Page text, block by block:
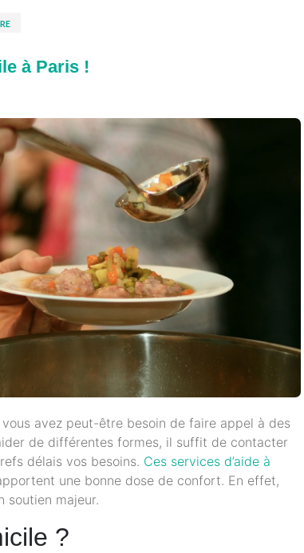
à Paris !
avez peut-être besoin de faire appel à des
de différentes formes, il suffit de contacter
délais vos besoins. Ces services d’aide à
une bonne dose de confort. En effet,
soutien majeur.
?